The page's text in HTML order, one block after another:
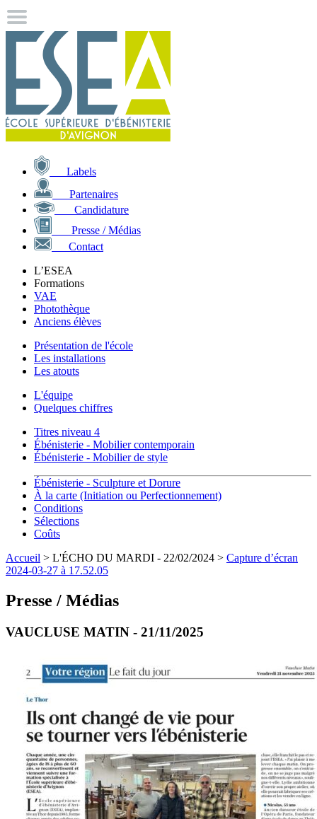
Labels
Partenaires
Candidature
Presse / Médias
Contact
L’ESEA
Formations
VAE
Photothèque
Anciens élèves
Présentation de l'école
Les installations
Les atouts
L'équipe
Quelques chiffres
Titres niveau 4
Ébénisterie - Mobilier contemporain
Ébénisterie - Mobilier de style
Ébénisterie - Sculpture et Dorure
À la carte (Initiation ou Perfectionnement)
Conditions
Sélections
Coûts
Accueil > L'ÉCHO DU MARDI - 22/02/2024 > Capture d’écran
2024-03-27 à 17.52.05
Presse / Médias
VAUCLUSE MATIN - 21/11/2025